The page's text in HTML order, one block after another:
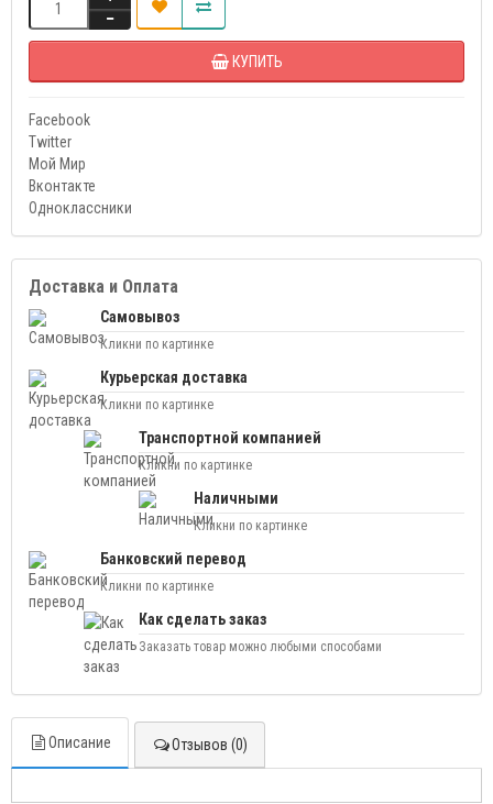
КУПИТЬ
Facebook
Twitter
Мой Мир
Вконтакте
Одноклассники
Доставка и Оплата
Самовывоз
Кликни по картинке
Курьерская доставка
Кликни по картинке
Транспортной компанией
Кликни по картинке
Наличными
Кликни по картинке
Банковский перевод
Кликни по картинке
Как сделать заказ
Заказать товар можно любыми способами
Описание Отзывов (0)